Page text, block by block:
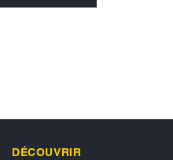
DÉCOUVRIR